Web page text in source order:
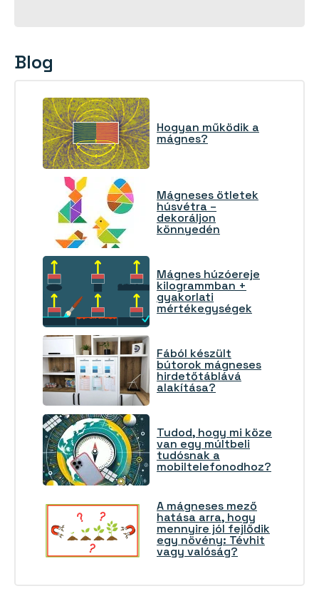
Blog
Hogyan működik a
mágnes?
Mágneses ötletek
húsvétra –
dekoráljon
könnyedén
Mágnes húzóereje
kilogrammban +
gyakorlati
mértékegységek
Fából készült
bútorok mágneses
hirdetőtáblává
alakítása?
Tudod, hogy mi köze
van egy múltbeli
tudósnak a
mobiltelefonodhoz?
A mágneses mező
hatása arra, hogy
mennyire jól fejlődik
egy növény: Tévhit
vagy valóság?